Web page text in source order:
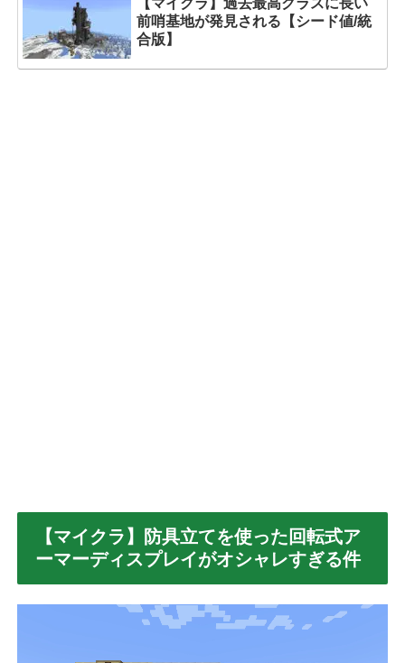
前哨基地が発見される【シード値/統
合版】
【マイクラ】防具立てを使った回転式ア
ーマーディスプレイがオシャレすぎる件